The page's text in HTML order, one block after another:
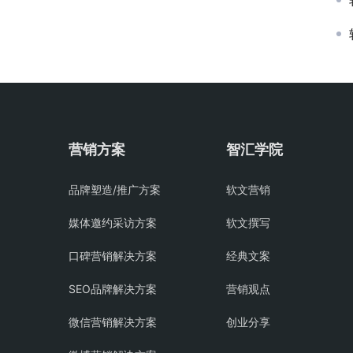
营销方案
品牌塑造/推广方案
媒体邀约采访方案
口碑营销解决方案
SEO品牌解决方案
微信营销解决方案
智汇学院
软文营销
软文撰写
经典文案
营销观点
创业分享